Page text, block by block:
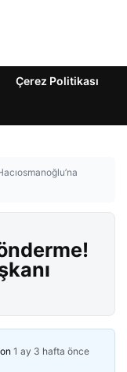
Çerez Politikası
1 ay 3 hafta önce